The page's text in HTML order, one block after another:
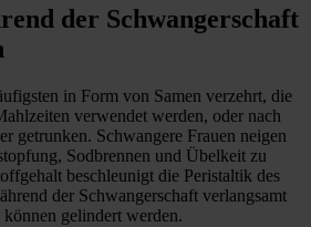
der Schwangerschaft
in Form von Samen verzehrt, die
verwendet werden, oder nach
getrunken. Schwangere Frauen neigen
Sodbrennen und Übelkeit zu
beschleunigt die Peristaltik des
der Schwangerschaft verlangsamt
gelindert werden.